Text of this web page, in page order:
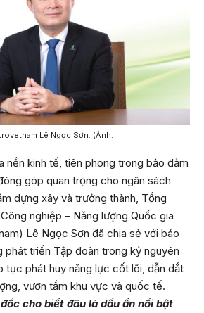
Lê Ngọc Sơn. (Ảnh:
nền kinh tế, tiên phong trong bảo đảm
góp quan trọng cho ngân sách
dựng xây và trưởng thành, Tổng
nghiệp – Năng lượng Quốc gia
Lê Ngọc Sơn đã chia sẻ với báo
phát triển Tập đoàn trong kỷ nguyên
tục phát huy năng lực cốt lõi, dẫn dắt
vươn tầm khu vực và quốc tế.
cho biết đâu là dấu ấn nổi bật